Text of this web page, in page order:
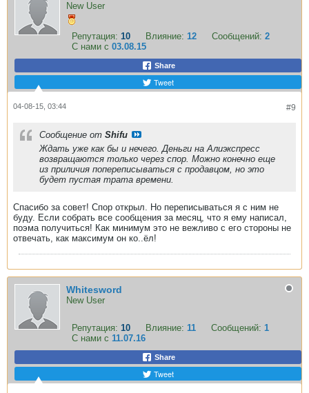
New User
Репутация: 10 Влияние: 12 Сообщений: 2
С нами с 03.08.15
Share
Tweet
#9
04-08-15, 03:44
Сообщение от Shifu
Ждать уже как бы и нечего. Деньги на Алиэкспресс
возвращаются только через спор. Можно конечно еще
из приличия попереписываться с продавцом, но это
будет пустая трата времени.
Спасибо за совет! Спор открыл. Но переписываться я с ним не
буду. Если собрать все сообщения за месяц, что я ему написал,
поэма получиться! Как минимум это не вежливо с его стороны не
отвечать, как максимум он ко..ёл!
Whitesword
New User
Репутация: 10 Влияние: 11 Сообщений: 1
С нами с 11.07.16
Share
Tweet